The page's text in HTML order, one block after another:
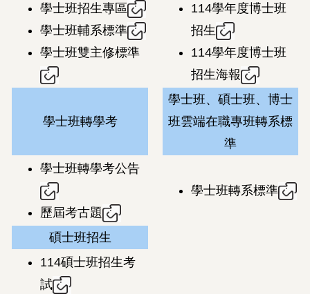
學士班招生專區
學士班輔系標準
學士班雙主修標準
114學年度博士班
招生
114學年度博士班
招生海報
學士班轉學考
學士班、碩士班、博士
班雲端在職專班轉系標
準
學士班轉學考公告
歷屆考古題
學士班轉系標準
碩士班招生
114碩士班招生考
試